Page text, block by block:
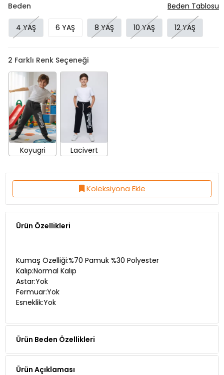
Beden
4 YAŞ 6 YAŞ 8 YAŞ 10 YAŞ 12 YAŞ
Beden Tablosu
2 Farklı Renk Seçeneği
Koyugri Lacivert
Koleksiyona Ekle
Ürün Özellikleri
Kumaş Özelliği:%70 Pamuk %30 Polyester
Kalıp:Normal Kalıp
Astar:Yok
Fermuar:Yok
Esneklik:Yok
Ürün Beden Özellikleri
Ürün Açıklaması